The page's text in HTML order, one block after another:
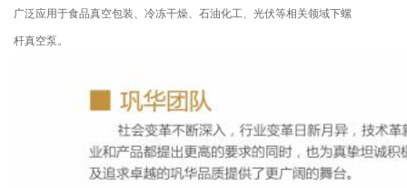
广泛应用于食品真空包装、冷冻干燥、石油化工、光伏等相关领域下螺
杆真空泵。